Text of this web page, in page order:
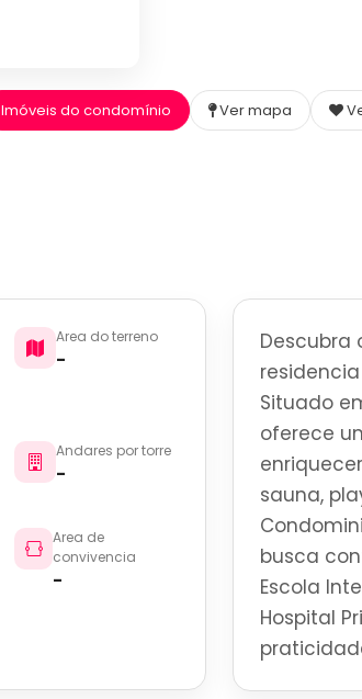
Imóveis do condomínio Ver mapa
Area do terreno
-
Andares por torre
-
Area de
convivencia
-
Descubra
Situado
oferece
sauna,
busca
Escola
Hospital